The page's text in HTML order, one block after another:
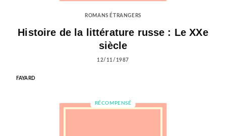
ROMANS ÉTRANGERS
Histoire de la littérature russe : Le XXe
siècle
12/11/1987
FAYARD
RÉCOMPENSÉ